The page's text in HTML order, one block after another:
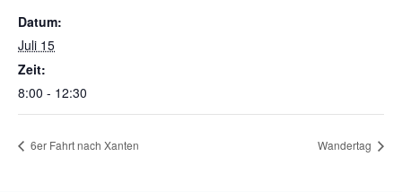
Datum:
Juli 15
Zeit:
8:00 - 12:30
6er Fahrt nach Xanten Wandertag